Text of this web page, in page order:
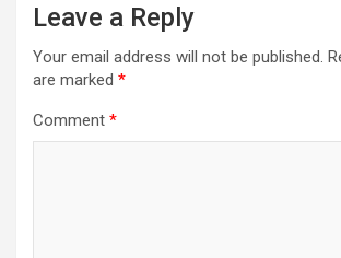
Leave a Reply
Your email address will not be published.
are marked *
Comment *